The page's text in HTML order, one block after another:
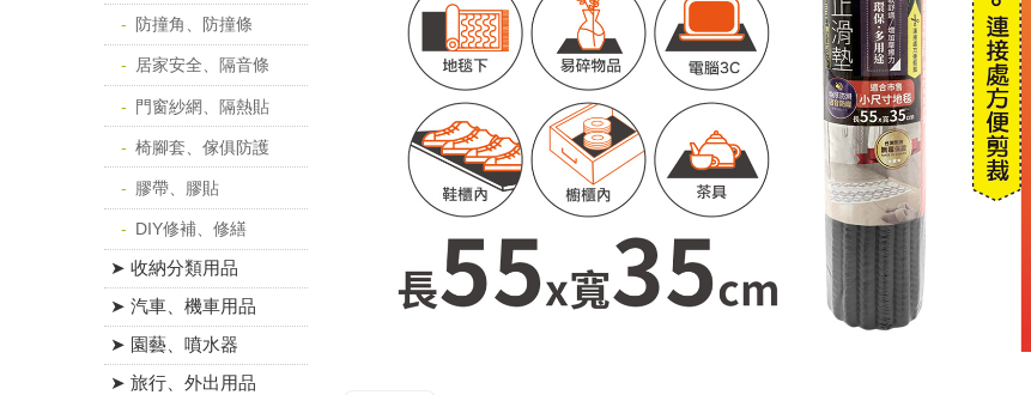
防撞角、防撞條
居家安全、隔音條
門窗紗網、隔熱貼
椅腳套、傢俱防護
膠帶、膠貼
DIY修補、修繕
➤ 收納分類用品
➤ 汽車、機車用品
➤ 園藝、噴水器
➤ 旅行、外出用品